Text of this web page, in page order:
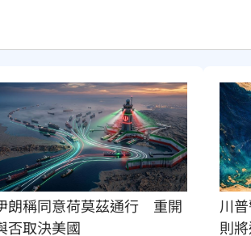
朗稱同意荷莫茲通行　重開
否取決美國
川
則